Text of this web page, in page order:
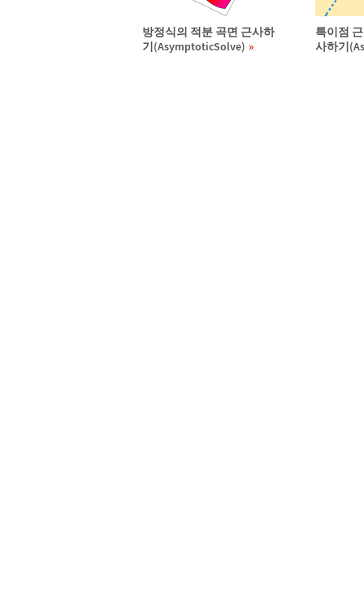
방정식의 적분 곡면 근사하
기(AsymptoticSolve)
특이점
사하기